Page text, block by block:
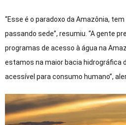
“Esse é o paradoxo da Amazônia,
passando sede”, resumiu. “A gente
programas de acesso à água na
estamos na maior bacia hidrográfica
acessível para consumo humano”,